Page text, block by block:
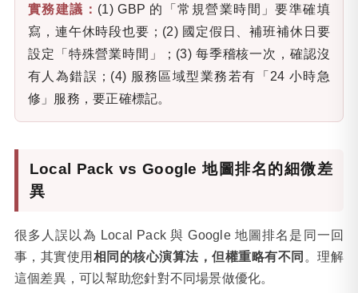
實務建議： (1) GBP 的「常規營業時間」要準確填
寫，連午休時段也要；(2) 國定假日、補班補休日要
設定「特殊營業時間」；(3) 每季稽核一次，確認沒
有人為錯誤；(4) 服務區域型業務若有「24 小時急
修」服務，要正確標記。
Local Pack vs Google 地圖排名的細微差
異
很多人誤以為 Local Pack 與 Google 地圖排名是同一回
事，其實使用 相同的核心演算法，但權重略有不同 。理解
這個差異，可以幫助您針對不同場景做優化。